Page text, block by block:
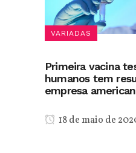
VARIADAS
Primeira vacina
humanos tem
empresa
18 de maio de